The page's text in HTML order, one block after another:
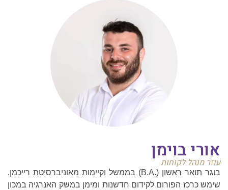
אורי בוימן
עוזר מנהל לקוחות
בוגר תואר ראשון (.B.A) בממשל וקיימות מאוניברסיטת רייכמן.
שימש כרכז הפורום לקידום חדשנות ומימן במשק האנרגיה במכון